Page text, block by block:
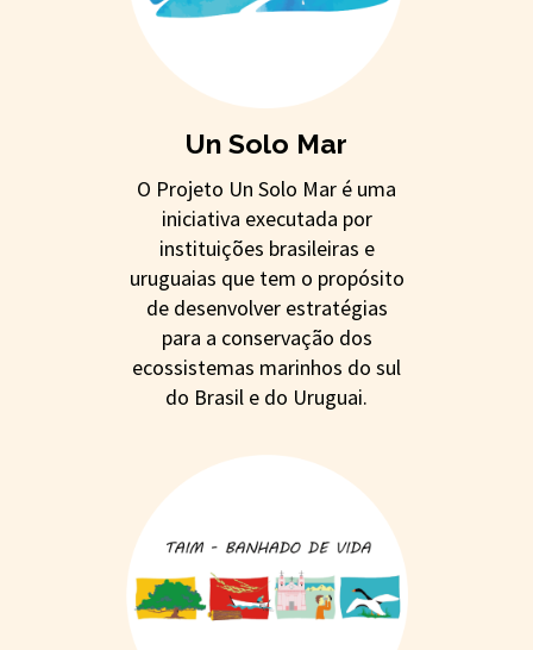
Un Solo Mar
O Projeto Un Solo Mar é uma
iniciativa executada por
instituições brasileiras e
uruguaias que tem o propósito
de desenvolver estratégias
para a conservação dos
ecossistemas marinhos do sul
do Brasil e do Uruguai.